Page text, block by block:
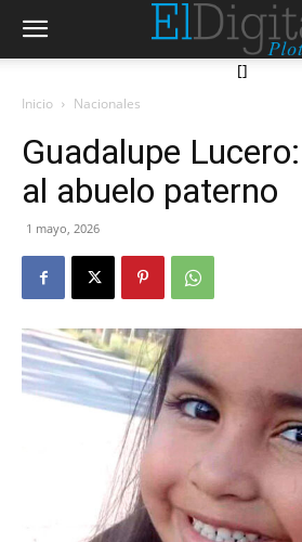
[]
Inicio Nacionales
Guadalupe
al abuelo paterno
1 mayo, 2026